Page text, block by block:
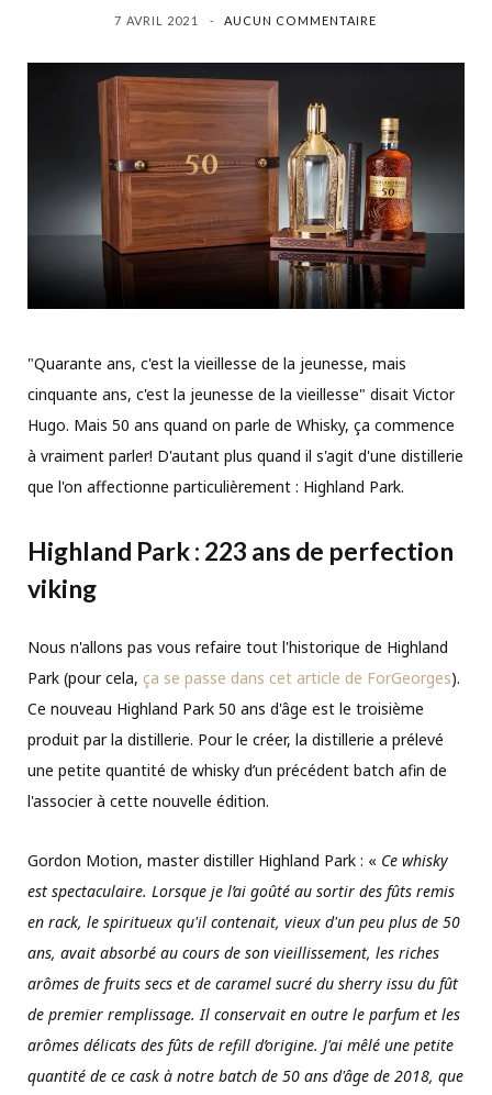
7 AVRIL 2021 AUCUN COMMENTAIRE
"Quarante ans, c'est la vieillesse de la jeunesse, mais
cinquante ans, c'est la jeunesse de la vieillesse" disait Victor
Hugo. Mais 50 ans quand on parle de Whisky, ça commence
à vraiment parler! D'autant plus quand il s'agit d'une distillerie
que l'on affectionne particulièrement : Highland Park.
Highland Park : 223 ans de perfection
viking
Nous n'allons pas vous refaire tout l'historique de Highland
Park (pour cela, ça se passe dans cet article de ForGeorges).
Ce nouveau Highland Park 50 ans d'âge est le troisième
produit par la distillerie. Pour le créer, la distillerie a prélevé
une petite quantité de whisky d’un précédent batch afin de
l'associer à cette nouvelle édition.
Gordon Motion, master distiller Highland Park : « Ce whisky
est spectaculaire. Lorsque je l’ai goûté au sortir des fûts remis
en rack, le spiritueux qu'il contenait, vieux d'un peu plus de 50
ans, avait absorbé au cours de son vieillissement, les riches
arômes de fruits secs et de caramel sucré du sherry issu du fût
de premier remplissage. Il conservait en outre le parfum et les
arômes délicats des fûts de refill d’origine. J'ai mêlé une petite
quantité de ce cask à notre batch de 50 ans d'âge de 2018, que